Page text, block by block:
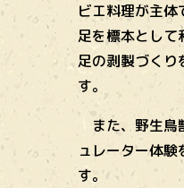
ビエ料理が主
足を標本として
足の剥製づく
す。
また、野生鳥
ュレーター体
す。